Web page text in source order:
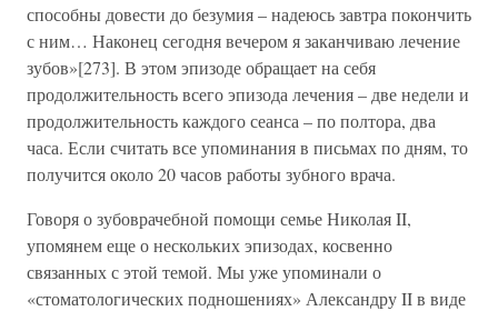
способны довести до безумия – надеюсь завтра покончить
с ним… Наконец сегодня вечером я заканчиваю лечение
зубов»[273]. В этом эпизоде обращает на себя
продолжительность всего эпизода лечения – две недели и
продолжительность каждого сеанса – по полтора, два
часа. Если считать все упоминания в письмах по дням, то
получится около 20 часов работы зубного врача.
Говоря о зубоврачебной помощи семье Николая II,
упомянем еще о нескольких эпизодах, косвенно
связанных с этой темой. Мы уже упоминали о
«стоматологических подношениях» Александру II в виде